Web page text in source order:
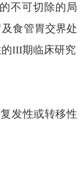
不可切除的局
食管胃交界处
III期临床研究
发性或转移性